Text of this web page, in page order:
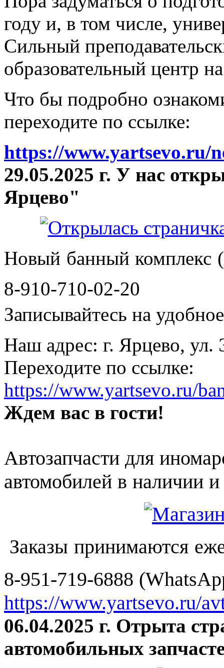
году и, в том числе,
Сильный
образовательный центр
Что бы подробно
переходите по ссылке:
https://www.yartsevo.ru/
29.05.2025 г. У нас
Ярцево"
Новый банный комплекс
8-910-710-02-20
Записывайтесь на
Наш адрес: г. Ярцево, ул.
Переходите по ссылке:
https://www.yartsevo.ru/
Ждем вас в гости!
Автозапчасти для
автомобилей в наличии и
Заказы принимаются
8-951-719-6888
https://www.yartsevo.ru/
06.04.2025 г. Отрыта
автомобильных